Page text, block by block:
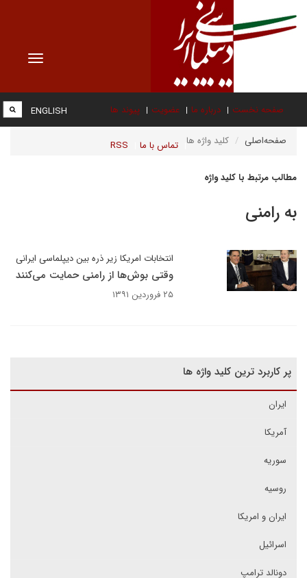
Toggle
صفحه نخست درباره ما عضویت پیوند ها
تماس با ما RSS
ENGLISH
صفحه‌اصلی کلید واژه ها
مطالب مرتبط با کلید واژه
به رامنی
انتخابات امریکا زیر ذره بین دیپلماسی ایرانی
وقتی بوش‌ها از رامنی حمایت می‌کنند
۲۵ فروردین ۱۳۹۱
پر کاربرد ترین کلید واژه ها
ایران
آمریکا
سوریه
روسیه
ایران و امریکا
اسرائیل
دونالد ترامپ